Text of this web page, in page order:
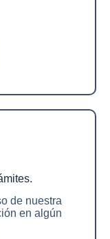
de nuestra
en algún